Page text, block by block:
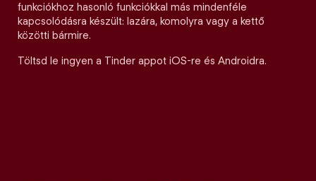
funkciókhoz hasonló funkciókkal más mindenféle
kapcsolódásra készült: lazára, komolyra vagy a kettő
közötti bármire.
Töltsd le ingyen a Tinder appot iOS-re és Androidra.